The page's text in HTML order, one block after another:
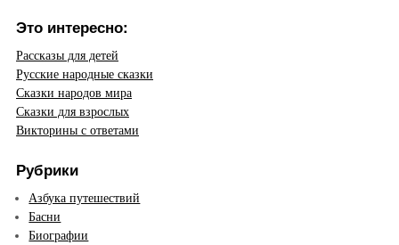
Это интересно:
Рассказы для детей
Русские народные сказки
Сказки народов мира
Сказки для взрослых
Викторины с ответами
Рубрики
Азбука путешествий
Басни
Биографии